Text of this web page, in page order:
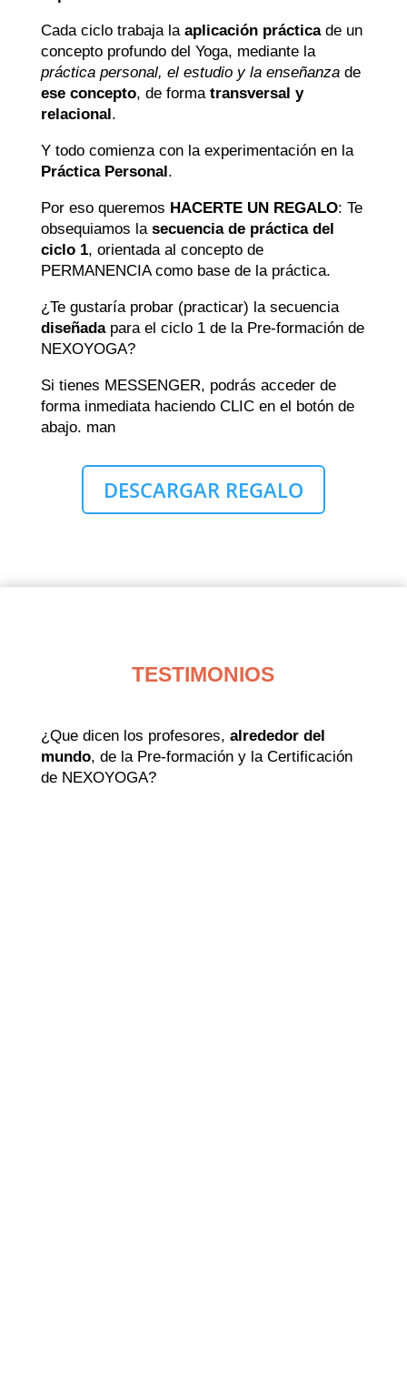
Cada ciclo trabaja la aplicación prácticade un
concepto profundo del Yoga, mediante la
práctica personal, el estudio y la enseñanzade
ese concepto, de forma transversal y
relacional.
Y todo comienza con la experimentación en la
Práctica Personal.
Por eso queremos HACERTE UN REGALO: Te
obsequiamos la secuencia de práctica del
ciclo 1, orientada al concepto de
PERMANENCIA como base de la práctica.
¿Te gustaría probar (practicar) la secuencia
diseñadapara el ciclo 1 de la Pre-formación de
NEXOYOGA?
Si tienes MESSENGER, podrás acceder de
forma inmediata haciendo CLIC en el botón de
abajo. man
DESCARGAR REGALO
TESTIMONIOS
¿Que dicen los profesores, alrededor del
mundo, de la Pre-formación y la Certificación
de NEXOYOGA?